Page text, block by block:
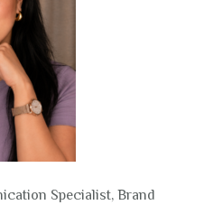
Specialist, Brand